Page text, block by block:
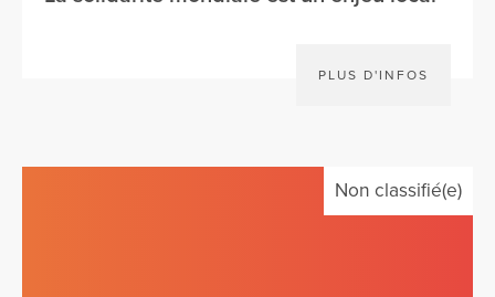
PLUS D'INFOS
Non classifié(e)